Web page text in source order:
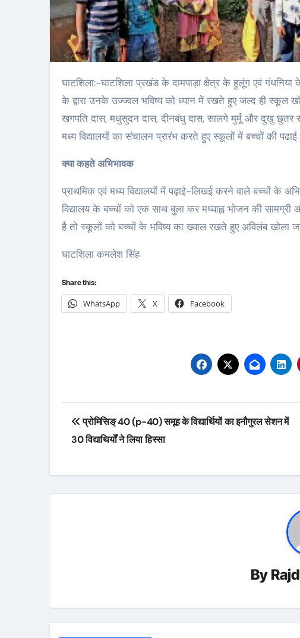
घाटशिला:-घाटशिला प्रखंड के दामपाड़ा क्षेत्र के हुलूंग एवं गंधनिया के सरकारी प्राथमिक और मध्य विद्यालय में पढ़ने वाले बच्चाें के अभिभावकाें
के द्वारा उनके उज्ज्वल भविष्य काे ध्यान में रखते हुए जल्द ही स्कूल
खगपति दास, मधुसुदन दास, दीनबंधु दास, सालगे मुर्मू और दुखु
मध्य विद्यालयाें का संचालन प्रारंभ करते हुए स्कूलाें में बच्चाें की
क्या कहते अभिभावक
प्राथमिक एवं मध्य विद्यालयों में पढ़ाई-लिखई करने वाले बच्चों के
विद्यालय के बच्चाें काे एक साथ बुला कर मध्याह्न भाेजन की
है ताे स्कूलाें को बच्चाें के भविष्य का ख्याल रखते हुए अविलंब खोला
घाटशिला कमलेश सिंह
Share this:
WhatsApp X Facebook
Post
navigation
प्रोमिसिङ् 40 (p-40) समूह के विद्यार्थियों का इनौगुरल सेशन में
30 विद्याथिर्यों ने लिया हिस्सा
By